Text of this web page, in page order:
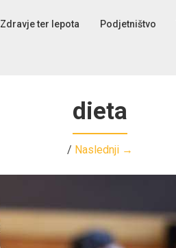
Zdravje ter lepota Podjetništvo
dieta
/ Naslednji →